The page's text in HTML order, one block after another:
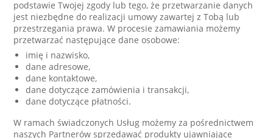
podstawie Twojej zgody lub tego, że przetwarzanie danych
jest niezbędne do realizacji umowy zawartej z Tobą lub
przestrzegania prawa. W procesie zamawiania możemy
przetwarzać następujące dane osobowe:
imię i nazwisko,
dane adresowe,
dane kontaktowe,
dane dotyczące zamówienia i transakcji,
dane dotyczące płatności.
W ramach świadczonych Usług możemy za pośrednictwem
naszych Partnerów sprzedawać produkty ujawniające